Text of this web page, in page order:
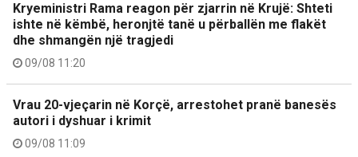
Kryeministri Rama reagon për zjarrin në Krujë: Shteti
ishte në këmbë, heronjtë tanë u përballën me flakët
dhe shmangën një tragjedi
09/08 11:20
Vrau 20-vjeçarin në Korçë, arrestohet pranë banesës
autori i dyshuar i krimit
09/08 11:09